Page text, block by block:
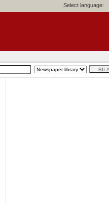
Select language: